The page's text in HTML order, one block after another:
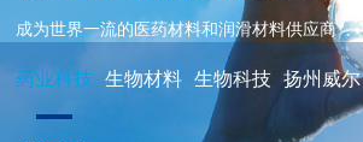
成为世界一流的医药材料和润滑材料供应商
药业科技 生物材料 生物科技 扬州威尔